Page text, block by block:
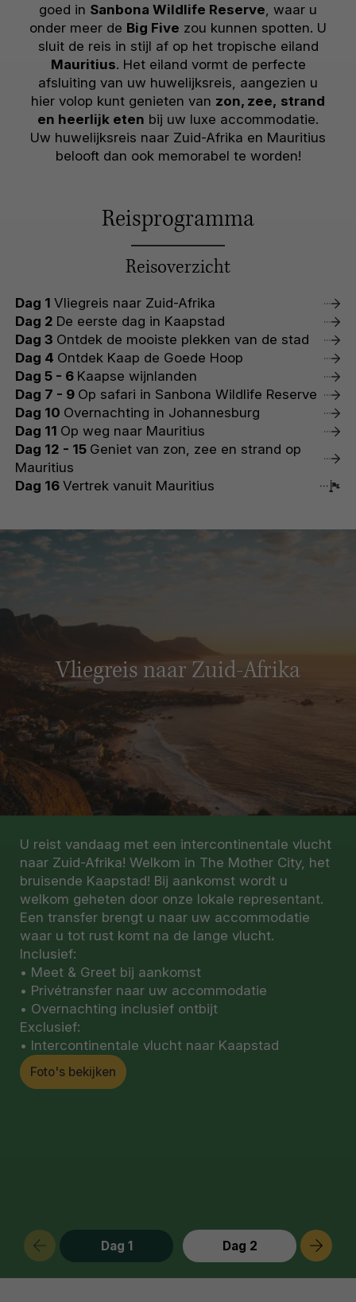
goed in Sanbona Wildlife Reserve, waar u
onder meer de Big Five zou kunnen spotten. U
sluit de reis in stijl af op het tropische eiland
Mauritius. Het eiland vormt de perfecte
afsluiting van uw huwelijksreis, aangezien u
hier volop kunt genieten van zon, zee, strand
en heerlijk eten bij uw luxe accommodatie.
Uw huwelijksreis naar Zuid-Afrika en Mauritius
belooft dan ook memorabel te worden!
Reisprogramma
Reisoverzicht
Dag 1 Vliegreis naar Zuid-Afrika
Dag 2 De eerste dag in Kaapstad
Dag 3 Ontdek de mooiste plekken van de stad
Dag 4 Ontdek Kaap de Goede Hoop
Dag 5 - 6 Kaapse wijnlanden
Dag 7 - 9 Op safari in Sanbona Wildlife Reserve
Dag 10 Overnachting in Johannesburg
Dag 11 Op weg naar Mauritius
Dag 12 - 15 Geniet van zon, zee en strand op
Mauritius
Dag 16 Vertrek vanuit Mauritius
Dag 1 Dag 2
Vliegreis naar Zuid-Afrika
U reist vandaag met een intercontinentale vlucht
naar Zuid-Afrika! Welkom in The Mother City, het
bruisende Kaapstad! Bij aankomst wordt u
welkom geheten door onze lokale representant.
Een transfer brengt u naar uw accommodatie
waar u tot rust komt na de lange vlucht.
Inclusief:
• Meet & Greet bij aankomst
• Privétransfer naar uw accommodatie
• Overnachting inclusief ontbijt
Exclusief:
• Intercontinentale vlucht naar Kaapstad
Foto's bekijken